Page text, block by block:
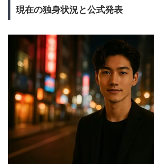
現在の独身状況と公式発表